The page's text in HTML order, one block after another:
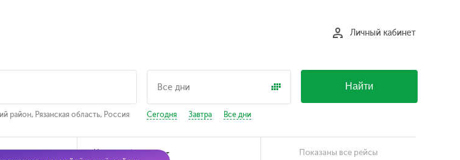
Личный кабинет
район, Рязанская область, Россия Сегодня Завтра Все дни
Найти
Наличие билетов Показаны все рейсы